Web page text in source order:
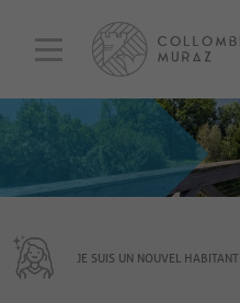
JE SUIS UN NOUVEL HABITANT